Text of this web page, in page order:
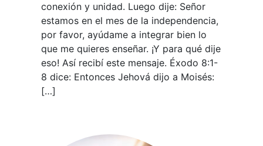
conexión y unidad. Luego dije: Señor
estamos en el mes de la independencia,
por favor, ayúdame a integrar bien lo
que me quieres enseñar. ¡Y para qué dije
eso! Así recibí este mensaje. Éxodo 8:1-
8 dice: Entonces Jehová dijo a Moisés:
[…]